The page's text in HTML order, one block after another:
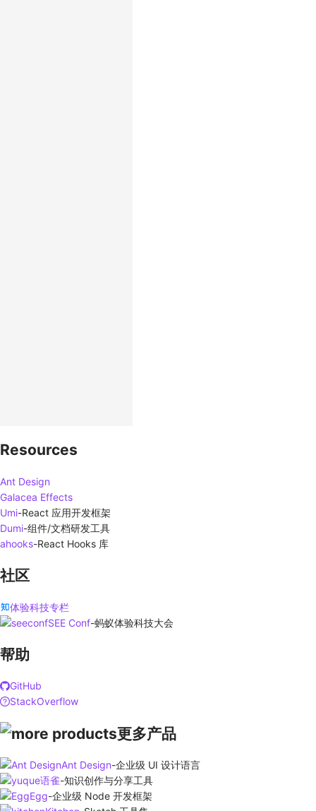
Resources
Ant Design
Galacea Effects
Umi-React 应用开发框架
Dumi-组件/文档研发工具
ahooks-React Hooks 库
社区
体验科技专栏
SEE Conf-蚂蚁体验科技大会
帮助
GitHub
StackOverflow
更多产品
Ant Design-企业级 UI 设计语言
语雀-知识创作与分享工具
Egg-企业级 Node 开发框架